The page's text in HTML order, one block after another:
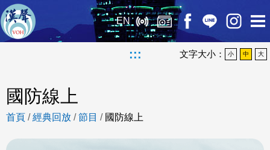
EN
::: 文字大小： 小 中 大
國防線上
首頁 /經典回放 /節目 / 國防線上